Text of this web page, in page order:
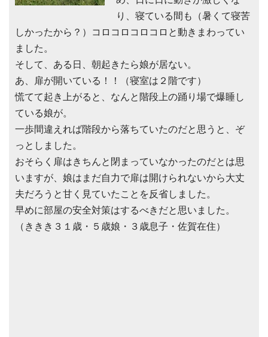
り、寝ている間も（暑くて寝苦
しかったから？）コロコロコロコロと動きまわってい
ました。
そして、ある日、朝起きたら娘が居ない。
あ、扉が開いている！！（寝室は２階です）
慌てて起き上がると、なんと階段上の踊り場で爆睡し
ている娘が。
一歩間違えれば階段から落ちていたのだと思うと、ぞ
っとしました。
おそらく扉はきちんと閉まっていなかったのだとは思
いますが、娘はまだ自力で扉は開けられないから大丈
夫だろうと甘く見ていたことを反省しました。
早めに部屋の安全対策はするべきだと思いました。
（ききき３１歳・５歳娘・３歳息子・佐賀在住）